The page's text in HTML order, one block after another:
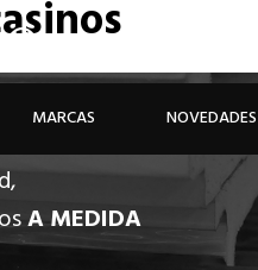
926 81 48 68
MARCAS NOVEDADES
A MEDIDA